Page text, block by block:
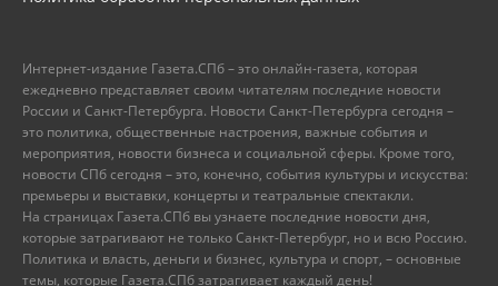
Интернет-издание Газета.СПб – это онлайн-газета, которая
ежедневно представляет своим читателям последние новости
России и Санкт-Петербурга. Новости Санкт-Петербурга сегодня –
это политика, общественные настроения, важные события и
мероприятия, новости бизнеса и социальной сферы. Кроме того,
новости СПб сегодня – это, конечно, события культуры и искусства:
премьеры и выставки, концерты и театральные спектакли.
На страницах Газета.СПб вы узнаете последние новости дня,
которые затрагивают не только Санкт-Петербург, но и всю Россию.
Политика и власть, деньги и бизнес, культура и спорт, – основные
темы, которые Газета.СПб затрагивает каждый день!